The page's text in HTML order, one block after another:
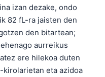
izan dezake, ondo
82 fL-ra jaisten den
den bitartean;
aurreikus
ere hilekoa duten
eta azidoa